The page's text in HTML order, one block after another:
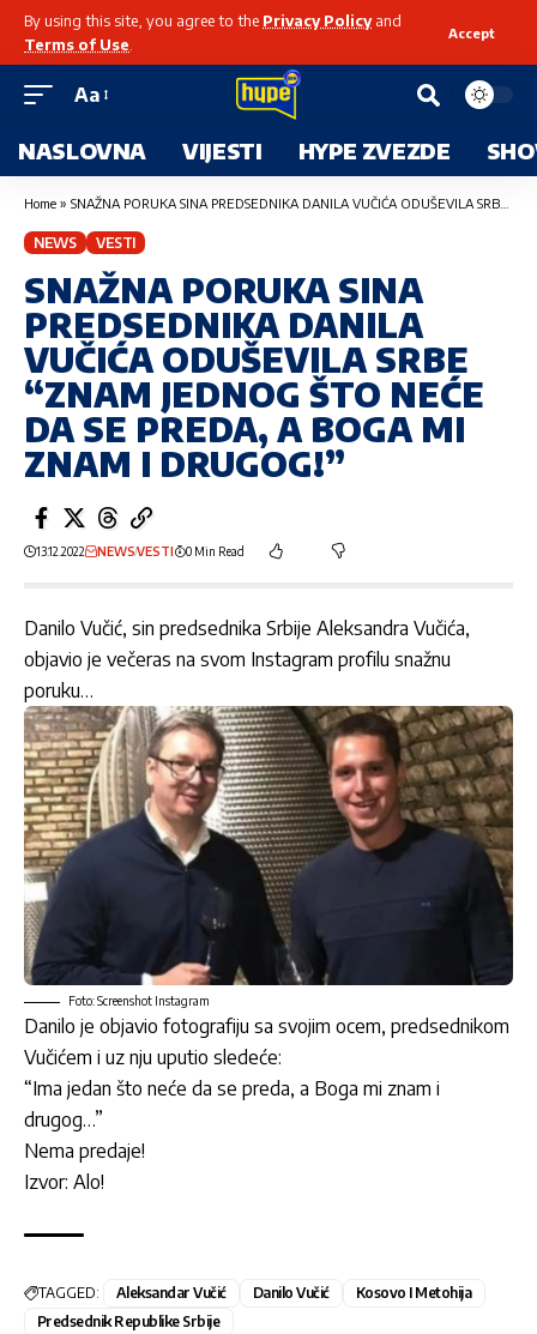
By using this site, you agree to the Privacy Policyand
Terms of Use
Accept
Aa
NASLOVNA VIJESTI HYPE ZVEZDE
Home » SNAŽNA PORUKA SINA PREDSEDNIKA DANILA VUČIĆA ODUŠEVILA SRBE “ZNAM JEDNOG ŠTO NEĆE DA SE PREDA, A BOGA MI ZNAM I DRUGOG!”
NEWS VESTI
SNAŽNA PORUKA SINA
PREDSEDNIKA DANILA
VUČIĆA ODUŠEVILA SRBE
“ZNAM JEDNOG ŠTO NEĆE
DA SE PREDA, A BOGA MI
ZNAM I DRUGOG!”
13.12.2022 NEWSVESTI 0 Min Read
Danilo Vučić, sin predsednika Srbije Aleksandra Vučića,
objavio je večeras na svom Instagram profilu snažnu
poruku…
Foto: Screenshot Instagram
Danilo je objavio fotografiju sa svojim ocem, predsednikom
Vučićem i uz nju uputio sledeće:
“Ima jedan što neće da se preda, a Boga mi znam i
drugog…”
Nema predaje!
Izvor: Alo!
TAGGED: Aleksandar Vučić Danilo Vučić
Kosovo I Metohija
Predsednik Republike Srbije